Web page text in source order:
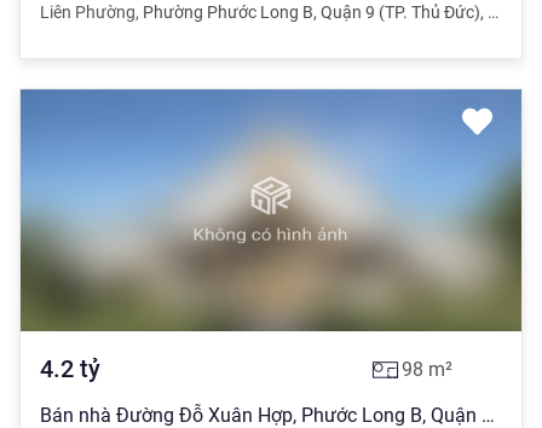
Liên Phường, Phường Phước Long B, Quận 9 (TP. Thủ Đức),
4.2 tỷ 98 m²
Bán nhà Đường Đỗ Xuân Hợp, Phước Long B, Quận 9, 98m2.